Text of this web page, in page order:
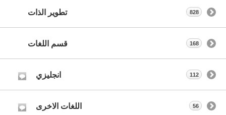
تطوير الذات 828
قسم اللغات 168
انجليزي 112
اللغات الاخرى 56